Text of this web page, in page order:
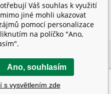
dodal BINARGON.cz
Váš souhlas k využití
jiné mohli ukazovat
pomocí personalizace
na políčko "Ano,
Ano, souhlasím
s vysvětlením zde